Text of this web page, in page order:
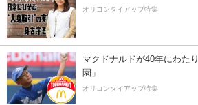
オリコンタイアップ特集
マクドナルドが40年にわた
園」
オリコンタイアップ特集